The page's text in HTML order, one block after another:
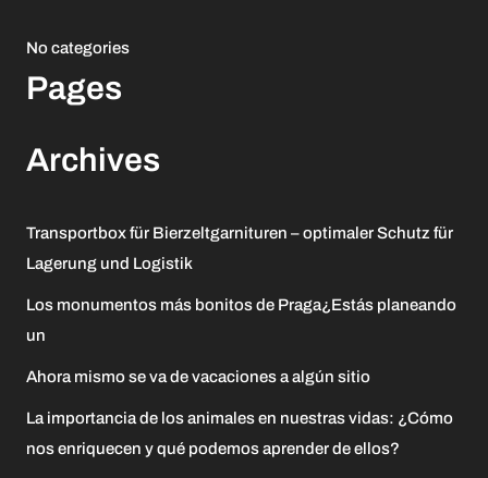
No categories
Pages
Archives
Transportbox für Bierzeltgarnituren – optimaler Schutz für
Lagerung und Logistik
Los monumentos más bonitos de Praga¿Estás planeando
un
Ahora mismo se va de vacaciones a algún sitio
La importancia de los animales en nuestras vidas: ¿Cómo
nos enriquecen y qué podemos aprender de ellos?